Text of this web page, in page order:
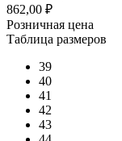
862,00 ₽
Розничная цена
Таблица размеров
39
40
41
42
43